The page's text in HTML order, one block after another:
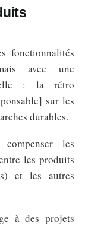
fonctionnalités
avec une
: la rétro
sur les
durables.
les
les produits
et les autres
à des projets